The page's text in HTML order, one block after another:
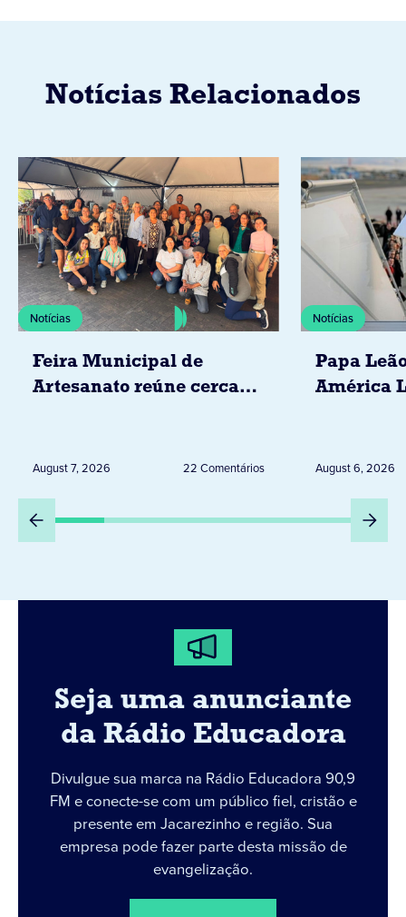
Notícias Relacionados
Notícias
Feira Municipal de
Artesanato reúne cerca
August 7, 2026 22 Comentários
Notícias
Papa
América
Peru
August 6, 2026
Seja uma anunciante
da Rádio Educadora
Divulgue sua marca na Rádio Educadora 90,9
FM e conecte-se com um público fiel, cristão e
presente em Jacarezinho e região. Sua
empresa pode fazer parte desta missão de
evangelização.